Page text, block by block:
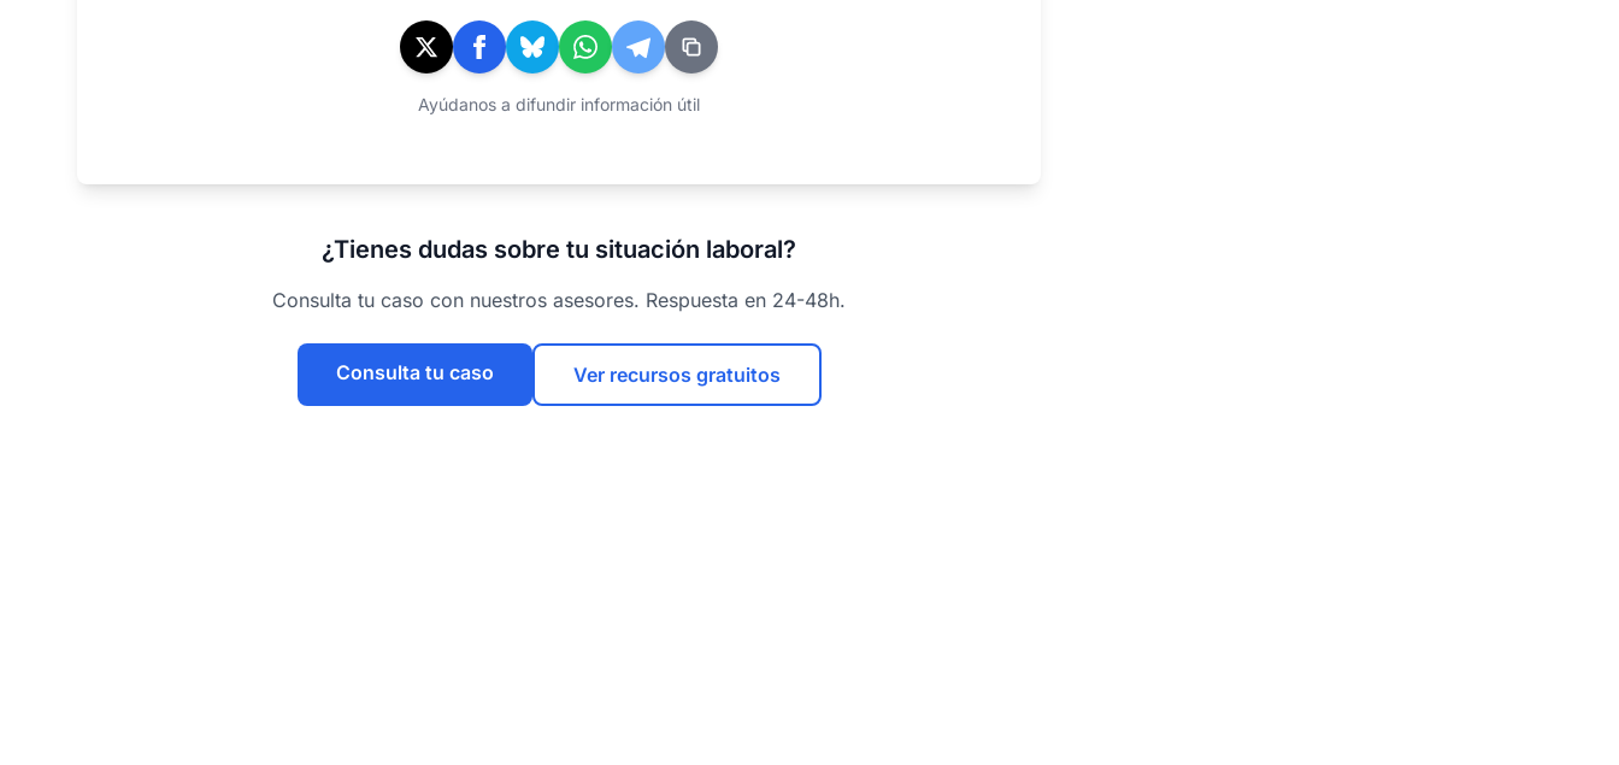
Ayúdanos a difundir información útil
¿Tienes dudas sobre tu situación laboral?
Consulta tu caso con nuestros asesores. Respuesta en 24-48h.
Consulta tu caso Ver recursos gratuitos